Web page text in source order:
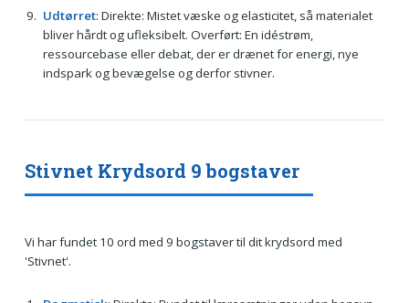
Udtørret: Direkte: Mistet væske og elasticitet, så materialet
bliver hårdt og ufleksibelt. Overført: En idéstrøm,
ressourcebase eller debat, der er drænet for energi, nye
indspark og bevægelse og derfor stivner.
Stivnet Krydsord 9 bogstaver
Vi har fundet 10 ord med 9 bogstaver til dit krydsord med
'Stivnet'.